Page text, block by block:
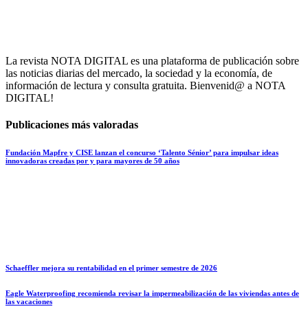
La revista NOTA DIGITAL es una plataforma de publicación sobre
las noticias diarias del mercado, la sociedad y la economía, de
información de lectura y consulta gratuita. Bienvenid@ a NOTA
DIGITAL!
Publicaciones más valoradas
Fundación Mapfre y CISE lanzan el concurso ‘Talento Sénior’ para impulsar ideas
innovadoras creadas por y para mayores de 50 años
Schaeffler mejora su rentabilidad en el primer semestre de 2026
Eagle Waterproofing recomienda revisar la impermeabilización de las viviendas antes de
las vacaciones